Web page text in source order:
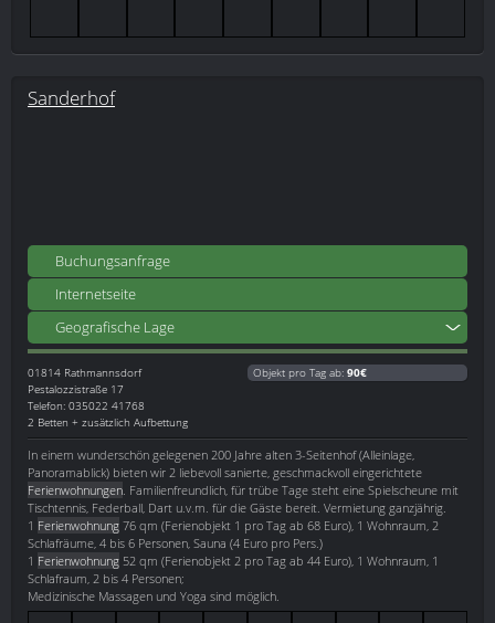
Sanderhof
Buchungsanfrage
Internetseite
Geografische Lage
01814 Rathmannsdorf
Pestalozzistraße 17
Telefon: 035022 41768
2 Betten + zusätzlich Aufbettung
Objekt pro Tag ab: 90€
In einem wunderschön gelegenen 200 Jahre alten 3-Seitenhof (Alleinlage,
Panoramablick) bieten wir 2 liebevoll sanierte, geschmackvoll eingerichtete
Ferienwohnungen . Familienfreundlich, für trübe Tage steht eine Spielscheune mit
Tischtennis, Federball, Dart u.v.m. für die Gäste bereit. Vermietung ganzjährig.
1 Ferienwohnung 76 qm (Ferienobjekt 1 pro Tag ab 68 Euro), 1 Wohnraum, 2
Schlafräume, 4 bis 6 Personen, Sauna (4 Euro pro Pers.)
1 Ferienwohnung 52 qm (Ferienobjekt 2 pro Tag ab 44 Euro), 1 Wohnraum, 1
Schlafraum, 2 bis 4 Personen;
Medizinische Massagen und Yoga sind möglich.